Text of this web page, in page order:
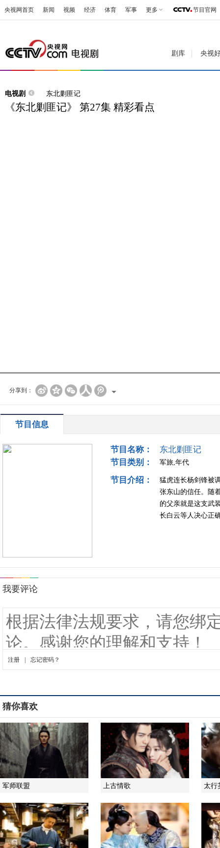
央视网首页 新闻 视频 经济 体育 军事 更多 节目官网
剧库 央视
电视剧 东北剿匪记
《东北剿匪记》 第27集 精彩看点
分享到：
节目信息
节目名称：
东北剿匪记
节目类别：
军旅,年代
节目介绍：
猛虎连长杨剑锋被
张东山的信任。随
的父亲就是这支武
长白云等人决心正
猜你喜欢
军师联盟 上古情歌 太行